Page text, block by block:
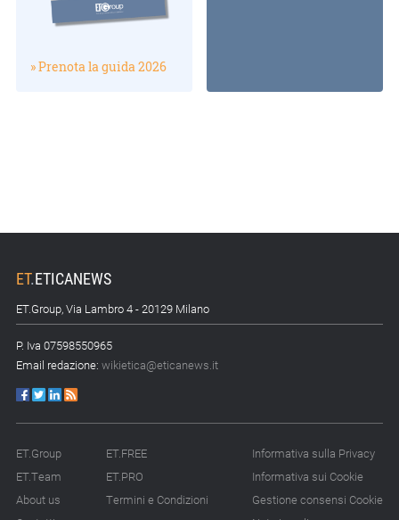
» Prenota la guida 2026
ET.ETICANEWS
ET.Group, Via Lambro 4 - 20129 Milano
P. Iva 07598550965
Email redazione: wikietica@eticanews.it
ET.Group
ET.Team
About us
ET.FREE
ET.PRO
Termini e Condizioni
Informativa sulla Privacy
Informativa sui Cookie
Gestione consensi Cookie